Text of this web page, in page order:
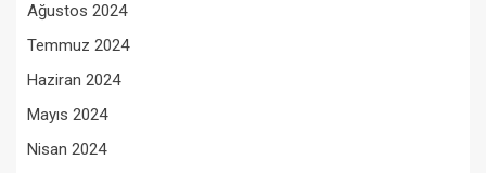
Ağustos 2024
Temmuz 2024
Haziran 2024
Mayıs 2024
Nisan 2024